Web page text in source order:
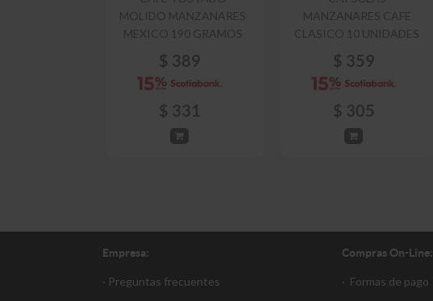
MOLIDO MANZANARES
MEXICO 190 GRAMOS
$ 389
$ 331
MANZANARES CAFE
CLASICO 10 UNIDADES
$ 359
$ 305
Empresa:
· Preguntas frecuentes
Compras On-Line:
· Formas de pago